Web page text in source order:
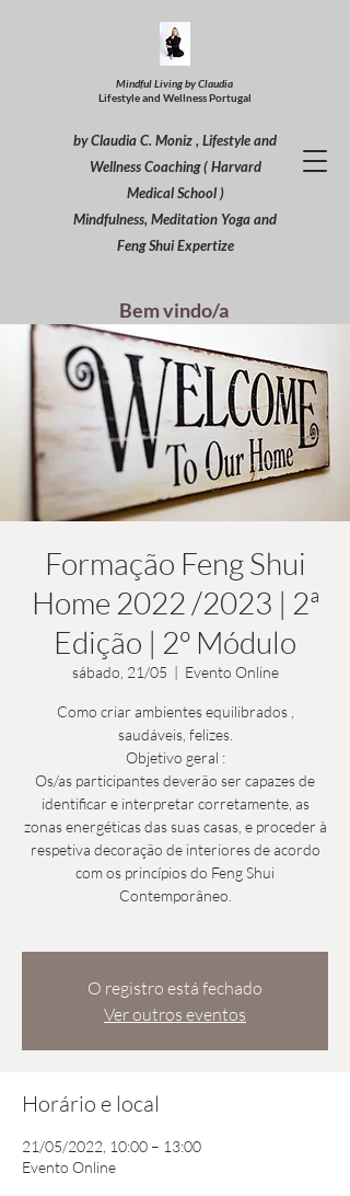
Mindful Living by Claudia
Lifestyle and Wellness Portugal
by Claudia C. Moniz , Lifestyle and
Wellness Coaching ( Harvard
Medical School )
Mindfulness, Meditation Yoga and
Feng Shui Expertize
Bem vindo/a
Formação Feng Shui
Home 2022 /2023 | 2ª
Edição | 2º Módulo
sábado, 21/05
  |
Evento Online
Como criar ambientes equilibrados ,
saudáveis, felizes.
Objetivo geral :
Os/as participantes deverão ser capazes de
identificar e interpretar corretamente, as
zonas energéticas das suas casas, e proceder à
respetiva decoração de interiores de acordo
com os princípios do Feng Shui
Contemporâneo.
O registro está fechado
Ver outros eventos
Horário e local
21/05/2022, 10:00 – 13:00
Evento Online